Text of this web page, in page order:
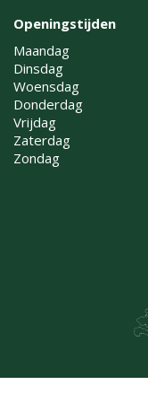
Openingstijden
Maandag
Dinsdag
Woensdag
Donderdag
Vrijdag
Zaterdag
Zondag